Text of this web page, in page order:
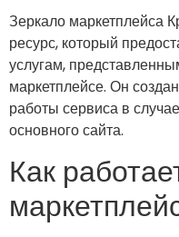
Зеркало маркетплейса
ресурс, который
услугам,
маркетплейсе. Он
работы сервиса в
основного сайта.
Как